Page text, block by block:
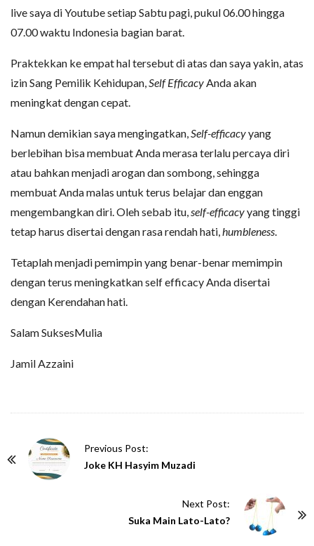
live saya di Youtube setiap Sabtu pagi, pukul 06.00 hingga
07.00 waktu Indonesia bagian barat.
Praktekkan ke empat hal tersebut di atas dan saya yakin, atas
izin Sang Pemilik Kehidupan,Self EfficacyAnda akan
meningkat dengan cepat.
Namun demikian saya mengingatkan,Self-efficacyyang
berlebihan bisa membuat Anda merasa terlalu percaya diri
atau bahkan menjadi arogan dan sombong, sehingga
membuat Anda malas untuk terus belajar dan enggan
mengembangkan diri. Oleh sebab itu,self-efficacyyang tinggi
tetap harus disertai dengan rasa rendah hati,humbleness.
Tetaplah menjadi pemimpin yang benar-benar memimpin
dengan terus meningkatkan self efficacy Anda disertai
dengan Kerendahan hati.
Salam SuksesMulia
Jamil Azzaini
Previous Post:
Joke KH Hasyim Muzadi
Next Post:
Suka Main Lato-Lato?